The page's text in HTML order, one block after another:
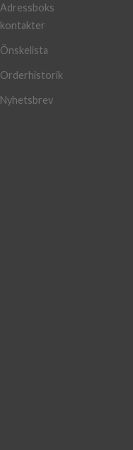
Adressboks
kontakter
Önskelista
Orderhistorik
Nyhetsbrev